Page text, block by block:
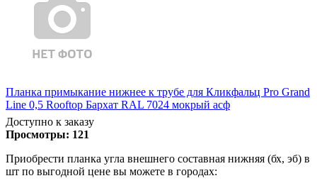
Планка примыкание нижнее к трубе для Кликфальц Pro Grand
Line 0,5 Rooftop Бархат RAL 7024 мокрый асф
Доступно к заказу
Просмотры: 121
Приобрести планка угла внешнего составная нижняя (бх, эб) в
шт по выгодной цене вы можете в городах: